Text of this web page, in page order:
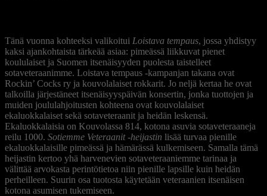
Tänä vuonna kohteeksi valikoitui Loistava tempaus, jossa yhdistyy
kaksi ajankohtaista tärkeää asiaa: pimeässä liikkuvat pienet
koululaiset ja Suomen itsenäisyyden puolesta taistelleet
sotaveteraanimme. Loistava tempaus -kampanjan takana ovat
Rockin’ Cocks ry ja kouvolalaiset rokkarit. Jo neljä kertaa he ovat
talkoilla järjestäneet itsenäisyyspäivän konsertin, jonka tuottojen ja
muiden joululahjoitusten kohteena ovat kouvolalaiset
ekaluokkalaiset sekä sotaveteraanit ja heidän leskensä.
Ekaluokkalaisia on Kouvolassa 814, kotona asuvia sotaveteraaneja
reilu 1000. Sotiemme Veteraanit -heijastin lisää turvaa pienille
ekaluokkalaisille pimeässä ja hämärässä kulkemiseen. Samalla tämä
heijastin kertoo yhä harvenevien sotaveteraaniemme tarinaa ja
välittää arvokasta perintötietoa niin pienille lapsille kuin heidän
perheilleen. Suurin osa tuotosta käytetään veteraanien itsenäisen
kotona asumisen tukemiseen.